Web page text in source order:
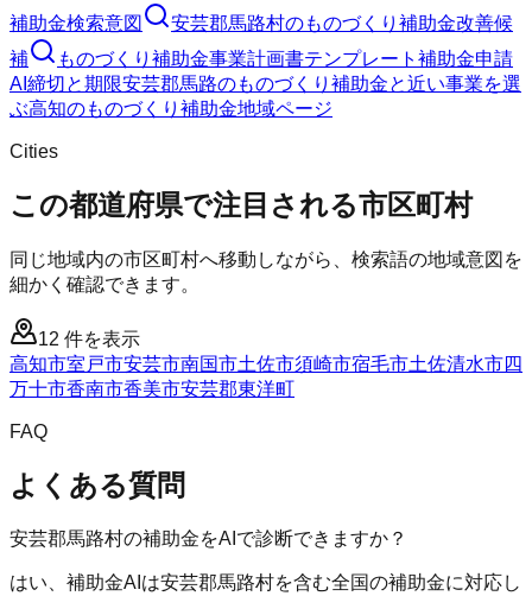
補助金検索意図 安芸郡馬路村のものづくり補助金改善候
補
ものづくり補助金事業計画書テンプレート 補助金申請
AI 締切と期限安芸郡馬路のものづくり補助金と近い事業を選
ぶ高知のものづくり補助金地域ページ
Cities
この都道府県で注目される市区町村
同じ地域内の市区町村へ移動しながら、検索語の地域意図を
細かく確認できます。
12 件を表示
高知市室戸市安芸市南国市土佐市須崎市宿毛市土佐清水市四
万十市香南市香美市安芸郡東洋町
FAQ
よくある質問
安芸郡馬路村の補助金をAIで診断できますか？
はい、補助金AIは安芸郡馬路村を含む全国の補助金に対応し